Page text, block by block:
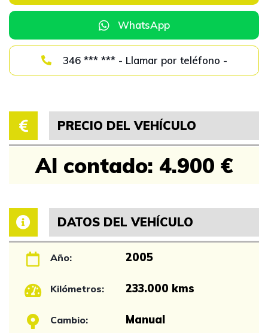
WhatsApp
346 *** *** - Llamar por teléfono -
PRECIO DEL VEHÍCULO
Al contado: 4.900 €
DATOS DEL VEHÍCULO
Año: 2005
Kilómetros: 233.000 kms
Cambio: Manual